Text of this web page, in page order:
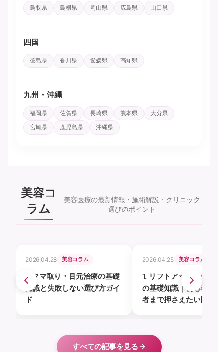
鳥取県 島根県 岡山県 広島県 山口県
四国
徳島県 香川県 愛媛県 高知県
九州・沖縄
福岡県 佐賀県 長崎県 熊本県
大分県
宮崎県
鹿児島県 沖縄県
美容コ
ラム
美容医療の最新情報・施術解説・クリニック
選びのポイント
2026.04.28 美容コラム
1. クマ取り・目元治療の基礎
知識と失敗しない選び方ガイ
ド
2026.04.25 美容コラム
1. リフトアップ・たる
の基礎知識｜初心者か
者まで押さえたい比較
すべての記事を見る